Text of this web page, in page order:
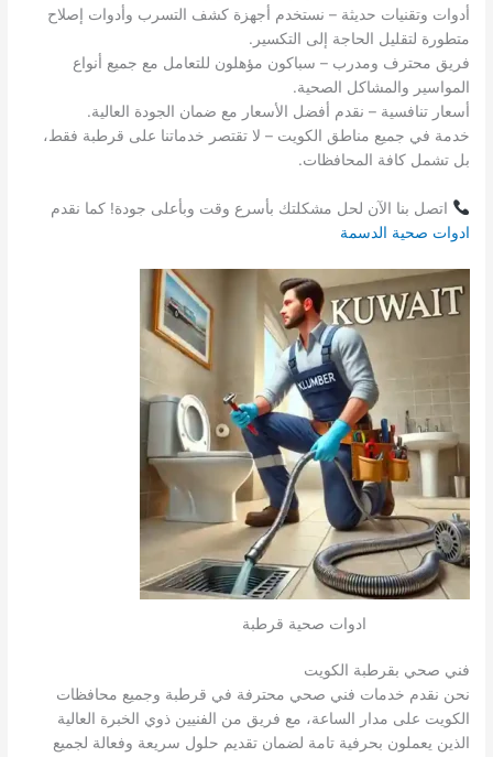
أدوات وتقنيات حديثة – نستخدم أجهزة كشف التسرب وأدوات إصلاح
متطورة لتقليل الحاجة إلى التكسير.
فريق محترف ومدرب – سباكون مؤهلون للتعامل مع جميع أنواع
المواسير والمشاكل الصحية.
أسعار تنافسية – نقدم أفضل الأسعار مع ضمان الجودة العالية.
خدمة في جميع مناطق الكويت – لا تقتصر خدماتنا على قرطبة فقط،
بل تشمل كافة المحافظات.
اتصل بنا الآن لحل مشكلتك بأسرع وقت وبأعلى جودة! كما نقدم
ادوات صحية الدسمة
ادوات صحية قرطبة
فني صحي بقرطبة الكويت
نحن نقدم خدمات فني صحي محترفة في قرطبة وجميع محافظات
الكويت على مدار الساعة، مع فريق من الفنيين ذوي الخبرة العالية
الذين يعملون بحرفية تامة لضمان تقديم حلول سريعة وفعالة لجميع